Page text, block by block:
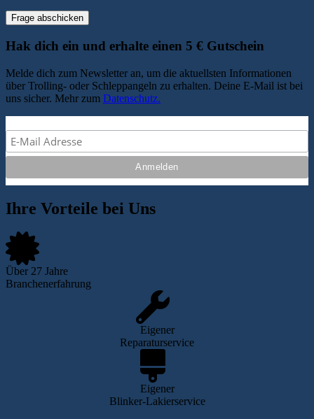
Frage abschicken
Hak dich ein und erhalte einen 5 € Gutschein
Melde dich zum Newsletter an, um die aktuellsten Informationen
über Trolling- oder Schleppangeln zu erhalten. Deine E-Mail ist bei
uns sicher. Mehr zum Datenschutz.
Ihre Vorteile bei Uns
Über 27 Jahre
Branchenerfahrung
Eigener
Reparaturservice
Eigener
Blinker-Lakierservice